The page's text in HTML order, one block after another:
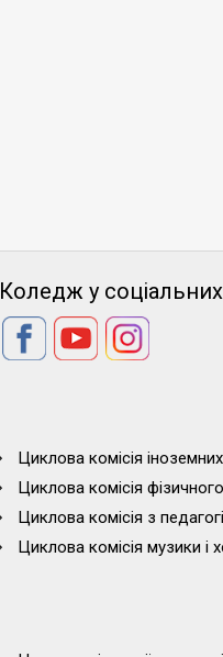
Коледж у
Циклова комісія
Циклова комісія
Циклова комісія з
Циклова комісія музики і